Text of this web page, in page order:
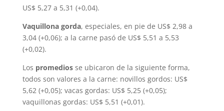
US$ 5,27 a 5,31 (+0,04).
Vaquillona gorda, especiales, en pie de US$ 2,98 a
3,04 (+0,06); a la carne pasó de US$ 5,51 a 5,53
(+0,02).
Los promediosse ubicaron de la siguiente forma,
todos son valores a la carne: novillos gordos: US$
5,62 (+0,05); vacas gordas: US$ 5,25 (+0,05);
vaquillonas gordas: US$ 5,51 (+0,01).